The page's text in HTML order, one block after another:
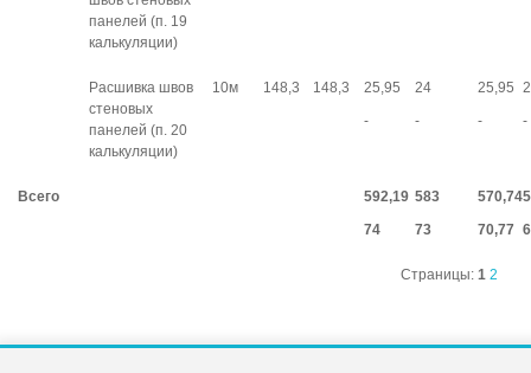
панелей (п. 19
калькуляции)
Расшивка швов
стеновых
панелей (п. 20
калькуляции)
10м 148,3 148,3
25,95
-
24
-
25,95
-
-
Всего
592,19
74
583
73
570,74
70,77
Страницы: 1 2